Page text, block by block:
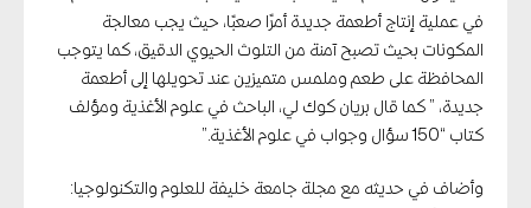
في عملية إنتاج أطعمة جديدة أمرًا صعبًا، حيث يجب معالجة
المكونات بحيث تصبح آمنة من التلوث الحيوي الدقيق، كما يتوجب
المحافظة على طعم وملمس متميزين عند تحويلها إلى أطعمة
جديدة، ” كما قال بريان كوك لي، الباحث في علوم الأغذية ومؤلف
كتاب “150 سؤال وجواب في علوم الأغذية.”
وأضاف في حديثه مع مجلة جامعة خليفة للعلوم والتكنولوجيا: